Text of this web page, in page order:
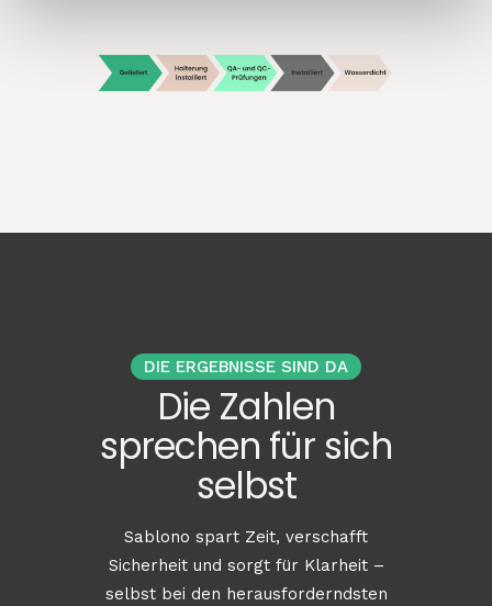
DIE ERGEBNISSE SIND DA
Die Zahlen
sprechen für sich
selbst
Sablono spart Zeit, verschafft
Sicherheit und sorgt für Klarheit –
selbst bei den herausforderndsten